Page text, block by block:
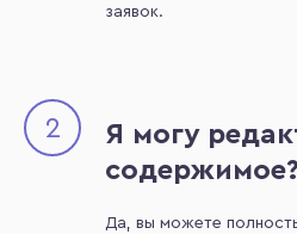
заявок.
2
Я могу
содержимое?
Да, вы можете